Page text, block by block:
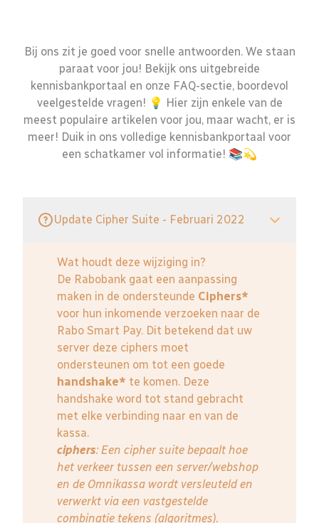
Bij ons zit je goed voor snelle antwoorden. We staan
paraat voor jou! Bekijk ons uitgebreide
kennisbankportaal en onze FAQ-sectie, boordevol
veelgestelde vragen! 💡 Hier zijn enkele van de
meest populaire artikelen voor jou, maar wacht, er is
meer! Duik in ons volledige kennisbankportaal voor
een schatkamer vol informatie! 📚💫
Update Cipher Suite - Februari 2022
Wat houdt deze wijziging in?
De Rabobank gaat een aanpassing
maken in de ondersteunde Ciphers*
voor hun inkomende verzoeken naar de
Rabo Smart Pay. Dit betekend dat uw
server deze ciphers moet
ondersteunen om tot een goede
handshake* te komen. Deze
handshake word tot stand gebracht
met elke verbinding naar en van de
kassa.
ciphers: Een cipher suite bepaalt hoe
het verkeer tussen een server/webshop
en de Omnikassa wordt versleuteld en
verwerkt via een vastgestelde
combinatie tekens (algoritmes).